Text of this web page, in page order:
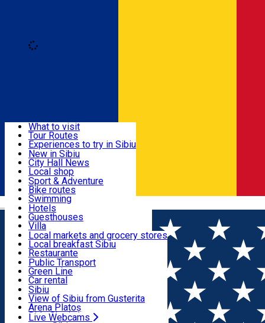
Română
Useful info
Activities & Adventure
Accommodation
Food, Drinks & Nightlife
Transport & Parking
Live Webcams
What to visit
Tour Routes
Experiences to try in Sibiu
Podcast
Culture
Museums
Churches
Parks, Zoo
County of Sibiu
New in Sibiu
City Hall News
Local shop
Sibiu artisans
Sibiul Verde
Public services
Education
How do I get to Sibiu
Tourist Info
Tour Guides
Guided tours
Publicații locale
Beauty salons
Sport & Adventure
Bike routes
Swimming
Riding
Indoor activities
Loc de joacă indoor
Loc de joacă outdoor
Ski
Ice skating
Yoga
Hotels
Guesthouses
Villa
Hostels
Motel
Camping
Renting rooms
Rooms for rent
Accommodation outside Sibiu
Local markets and grocery stores
Local breakfast Sibiu
Restaurante
Pizza
Fast Food
Coffee
Sweets
Pub, Bar
Night clubs
Bakeries
Public Transport
Green Line
Car rental
Rent a bike
Scooter rentals
Taxi
Ride Sharing
Sibiu
View of Sibiu from Gusterita
Arena Platoș
Live Webcams